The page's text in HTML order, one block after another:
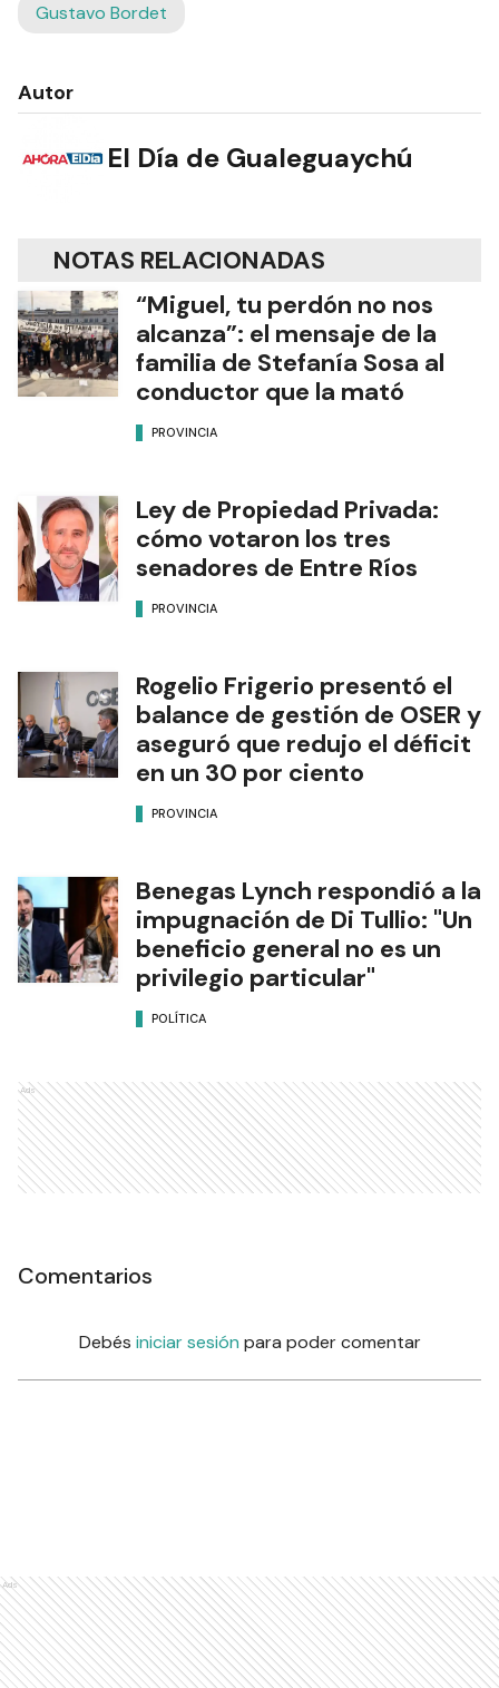
Gustavo Bordet
Autor
El Día de Gualeguaychú
NOTAS RELACIONADAS
“Miguel, tu perdón no nos
alcanza”: el mensaje de la
familia de Stefanía Sosa al
conductor que la mató
PROVINCIA
Ley de Propiedad Privada:
cómo votaron los tres
senadores de Entre Ríos
PROVINCIA
Rogelio Frigerio presentó el
balance de gestión de OSER y
aseguró que redujo el déficit
en un 30 por ciento
PROVINCIA
Benegas Lynch respondió a la
impugnación de Di Tullio: "Un
beneficio general no es un
privilegio particular"
POLÍTICA
Ads
Comentarios
Debés iniciar sesión para poder comentar
Ads